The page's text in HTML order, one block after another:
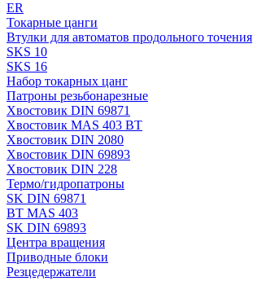
ER
Токарные цанги
Втулки для автоматов продольного точения
SKS 10
SKS 16
Набор токарных цанг
Патроны резьбонарезные
Хвостовик DIN 69871
Хвостовик MAS 403 BT
Хвостовик DIN 2080
Хвостовик DIN 69893
Хвостовик DIN 228
Термо/гидропатроны
SK DIN 69871
BT MAS 403
SK DIN 69893
Центра вращения
Приводные блоки
Резцедержатели